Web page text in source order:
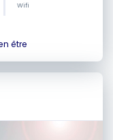
Wifi
être